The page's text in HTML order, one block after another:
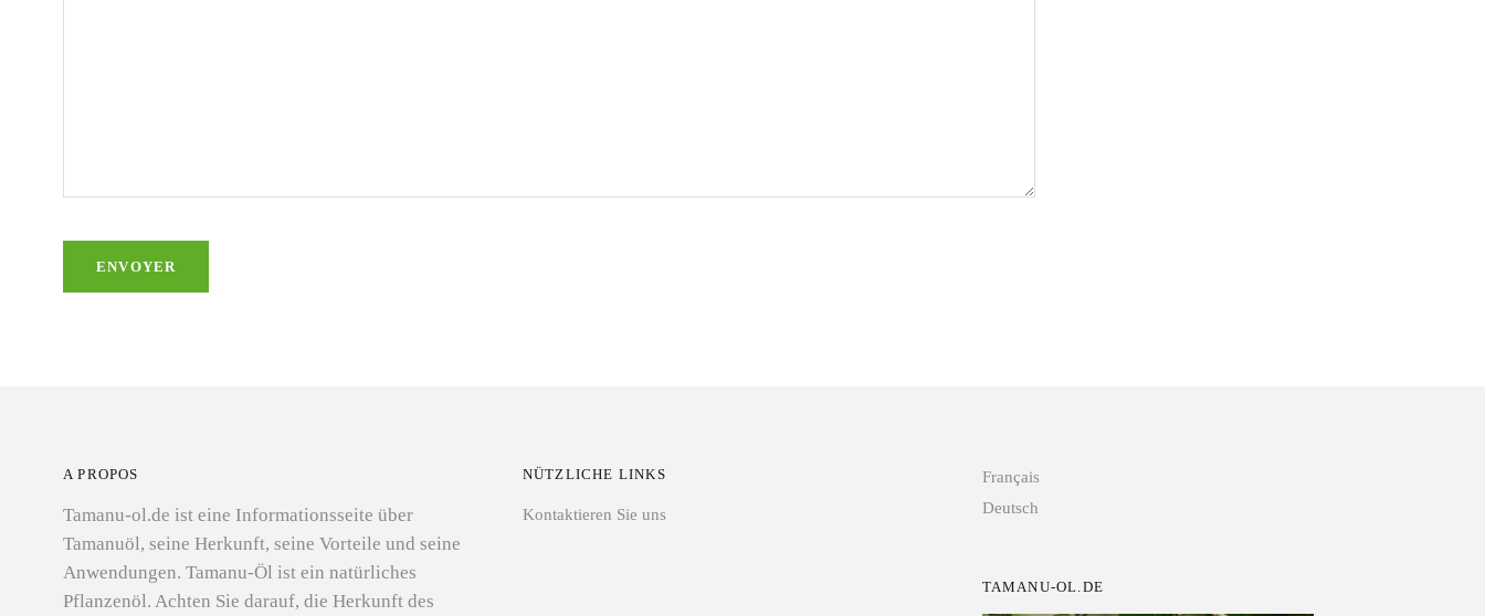
A PROPOS
Tamanu-ol.de ist eine Informationsseite über
Tamanuöl, seine Herkunft, seine Vorteile und seine
Anwendungen. Tamanu-Öl ist ein natürliches
Pflanzenöl. Achten Sie darauf, die Herkunft des
NÜTZLICHE LINKS
Kontaktieren Sie uns
Français
Deutsch
TAMANU-OL.DE